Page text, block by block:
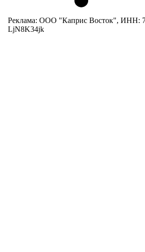
Реклама: ООО "Каприс Восток", ИНН:
LjN8K34jk